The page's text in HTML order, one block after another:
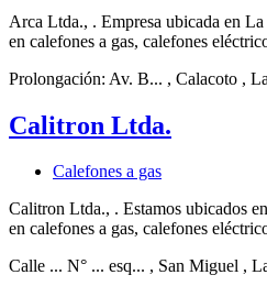
Arca Ltda., . Empresa ubicada en
en calefones a gas, calefones
Prolongación: Av. B... , Calacoto ,
Calitron Ltda.
Calefones a gas
Calitron Ltda., . Estamos ubicados
en calefones a gas, calefones
Calle ... N° ... esq... , San Miguel ,